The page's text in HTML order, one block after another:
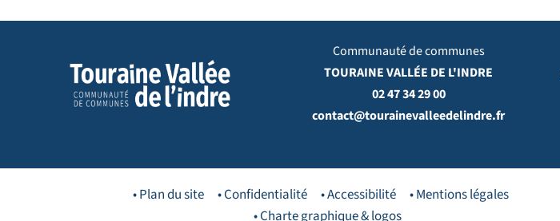
Communauté de communes
TOURAINE VALLÉE DE L'INDRE
02 47 34 29 00
contact@tourainevalleedelindre.fr
• Plan du site • Confidentialité • Accessibilité
• Mentions légales
• Charte graphique & logos